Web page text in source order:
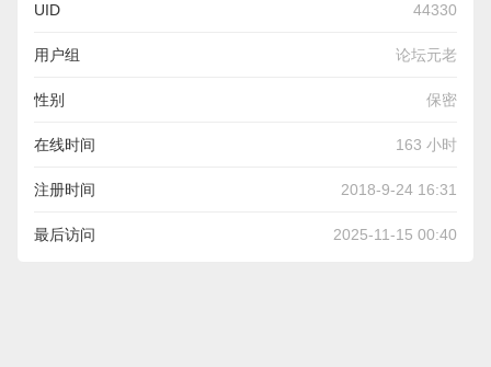
UID 44330
用户组 论坛元老
性别 保密
在线时间 163 小时
注册时间 2018-9-24 16:31
最后访问 2025-11-15 00:40